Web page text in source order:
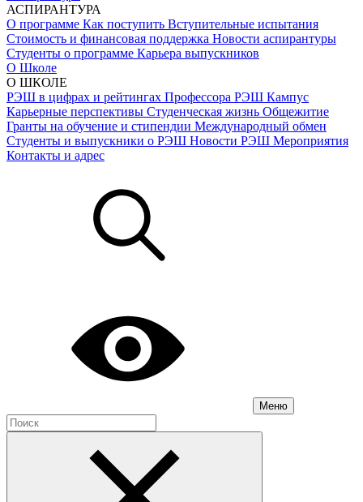
АСПИРАНТУРА
О программе Как поступить Вступительные испытания
Стоимость и финансовая поддержка Новости аспирантуры
Студенты о программе Карьера выпускников
О Школе
О ШКОЛЕ
РЭШ в цифрах и рейтингах Профессора РЭШ Кампус
Карьерные перспективы Студенческая жизнь Общежитие
Гранты на обучение и стипендии Международный обмен
Студенты и выпускники о РЭШ Новости РЭШ Мероприятия
Контакты и адрес
Меню